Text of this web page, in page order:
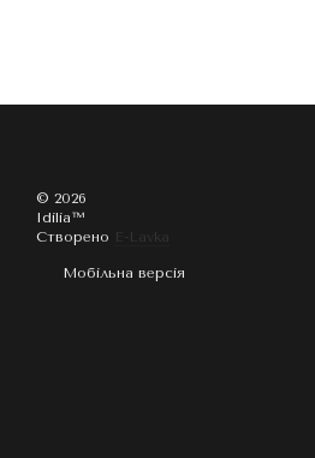
© 2026
Idilia™️
Створено E-Lavka
Мобільна версія